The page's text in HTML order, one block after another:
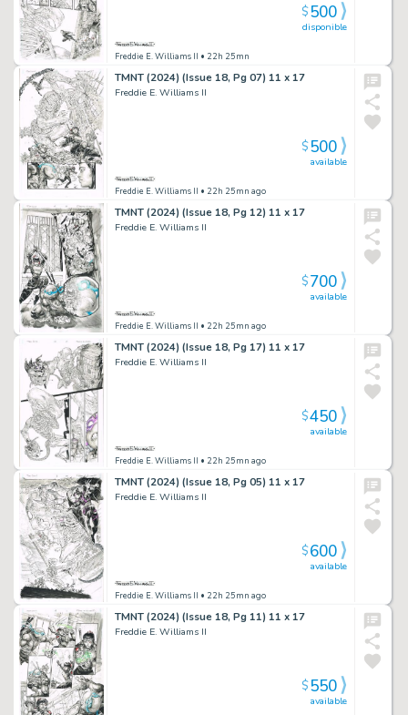
Freddie E. Williams II • 22h 25mn
disponible
$500
TMNT (2024) (Issue 18, Pg 07) 11 x 17
Freddie E. Williams II
Freddie E. Williams II • 22h 25mn ago
available
$500
TMNT (2024) (Issue 18, Pg 12) 11 x 17
Freddie E. Williams II
Freddie E. Williams II • 22h 25mn ago
available
$700
TMNT (2024) (Issue 18, Pg 17) 11 x 17
Freddie E. Williams II
Freddie E. Williams II • 22h 25mn ago
available
$450
TMNT (2024) (Issue 18, Pg 05) 11 x 17
Freddie E. Williams II
Freddie E. Williams II • 22h 25mn ago
available
$600
TMNT (2024) (Issue 18, Pg 11) 11 x 17
Freddie E. Williams II
available
$550